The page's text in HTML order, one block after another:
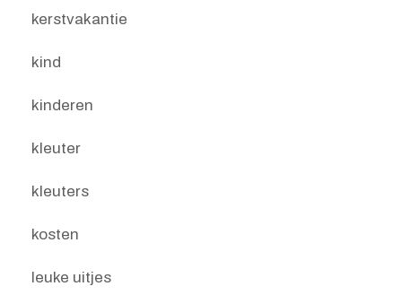
kerstvakantie
kind
kinderen
kleuter
kleuters
kosten
leuke uitjes